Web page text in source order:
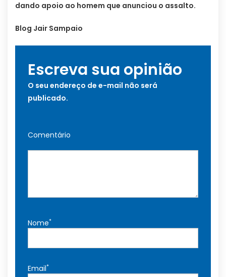
dando apoio ao homem que anunciou o assalto.
Blog Jair Sampaio
Escreva sua opinião
O seu endereço de e-mail não será
publicado.
Comentário
Nome*
Email*